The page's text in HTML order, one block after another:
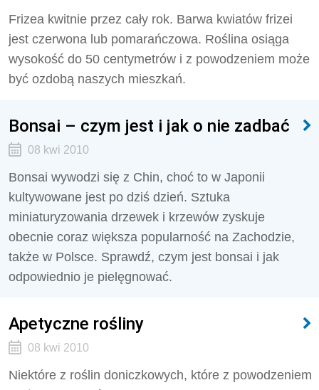
Frizea kwitnie przez cały rok. Barwa kwiatów frizei
jest czerwona lub pomarańczowa. Roślina osiąga
wysokość do 50 centymetrów i z powodzeniem może
być ozdobą naszych mieszkań.
Bonsai – czym jest i jak o nie zadbać
08 kwi 2010
Bonsai wywodzi się z Chin, choć to w Japonii
kultywowane jest po dziś dzień. Sztuka
miniaturyzowania drzewek i krzewów zyskuje
obecnie coraz większa popularność na Zachodzie,
także w Polsce. Sprawdź, czym jest bonsai i jak
odpowiednio je pielęgnować.
Apetyczne rośliny
08 kwi 2010
Niektóre z roślin doniczkowych, które z powodzeniem